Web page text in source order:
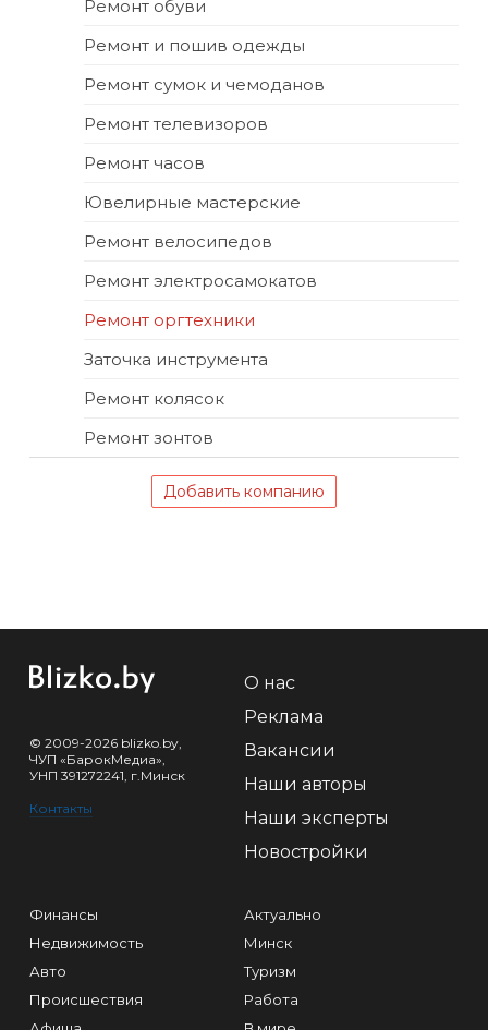
Ремонт обуви
Ремонт и пошив одежды
Ремонт сумок и чемоданов
Ремонт телевизоров
Ремонт часов
Ювелирные мастерские
Ремонт велосипедов
Ремонт электросамокатов
Ремонт оргтехники
Заточка инструмента
Ремонт колясок
Ремонт зонтов
Добавить компанию
© 2009-2026 blizko.by,
ЧУП «БарокМедиа»,
УНП 391272241, г.Минск
Контакты
О нас
Реклама
Вакансии
Наши авторы
Наши эксперты
Новостройки
Финансы
Недвижимость
Авто
Происшествия
Актуально
Минск
Туризм
Работа